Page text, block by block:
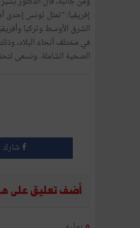
إفريقيا: "تمثل تونس إحدى
الشرق الأوسط وتركيا
في مختلف أنحاء البلاد،
الصحية الشاملة. ونسعى
شارك
أضف تعليق على